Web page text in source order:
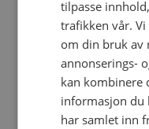
Jacobsen;
tilpasse
trafikken vår.
om din bruk av
annonserings-
kan kombinere
informasjon du
har samlet inn